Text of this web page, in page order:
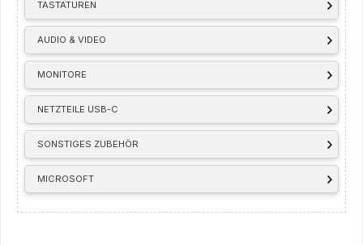
TASTATUREN
AUDIO & VIDEO
MONITORE
NETZTEILE USB-C
SONSTIGES ZUBEHÖR
MICROSOFT